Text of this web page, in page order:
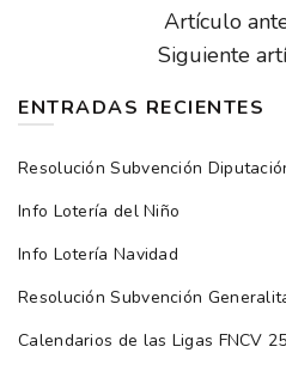
Artículo
Siguiente
ENTRADAS RECIENTES
Resolución Subvención
Info Lotería del Niño
Info Lotería Navidad
Resolución Subvención
Calendarios de las Ligas FNCV